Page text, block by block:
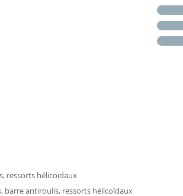
ressorts hélicoïdaux
barre antiroulis, ressorts hélicoïdaux